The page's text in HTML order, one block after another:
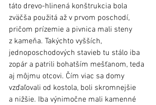
táto drevo-hlinená konštrukcia bola
zväčša použitá až v prvom poschodí,
pričom prízemie a pivnica mali steny
z kameňa. Takýchto vyšších,
jednoposchodových stavieb tu stálo iba
zopár a patrili bohatším mešťanom, teda
aj môjmu otcovi. Čím viac sa domy
vzďaľovali od kostola, boli skromnejšie
a nižšie. Iba výnimočne mali kamenné